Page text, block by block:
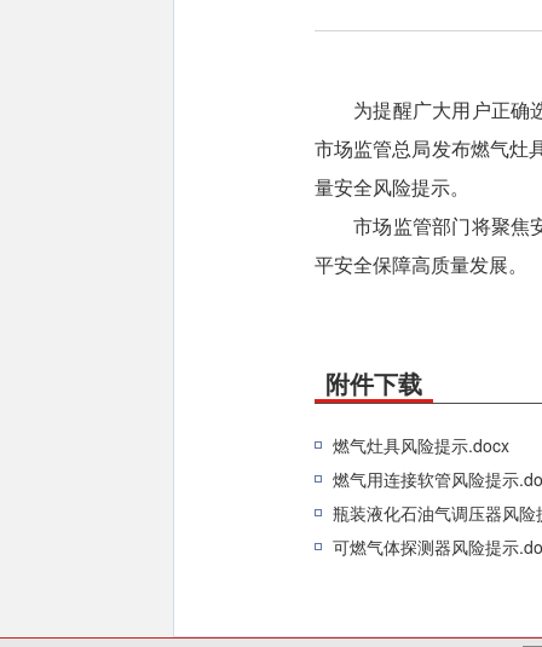
为提醒广大用户正确
市场监管总局发布燃气灶
量安全风险提示。
市场监管部门将聚焦
平安全保障高质量发展。
附件下载
燃气灶具风险提示.docx
燃气用连接软管风险提示
瓶装液化石油气调压器风险
可燃气体探测器风险提示